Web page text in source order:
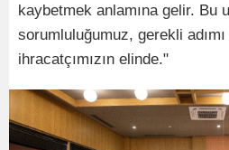
kaybetmek anlamına gelir. Bu
sorumluluğumuz, gerekli
ihracatçımızın elinde."